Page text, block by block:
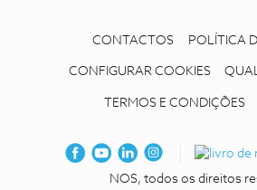
CONTACTOS POLÍTICA
CONFIGURAR COOKIES
TERMOS E CONDIÇÕES
NOS, todos os direitos